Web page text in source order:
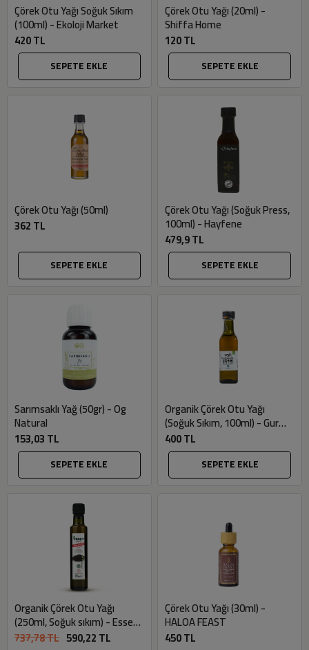
Çörek Otu Yağı Soğuk Sıkım
(100ml) - Ekoloji Market
420 TL
SEPETE EKLE
Çörek Otu Yağı (20ml) -
Shiffa Home
120 TL
SEPETE EKLE
Çörek Otu Yağı (50ml)
362 TL
SEPETE EKLE
Çörek Otu Yağı (Soğuk Press,
100ml) - Hayfene
479,9 TL
SEPETE EKLE
Sarımsaklı Yağ (50gr) - Og
Natural
153,03 TL
SEPETE EKLE
Organik Çörek Otu Yağı
(Soğuk Sıkım, 100ml) - Gurme
Market
400 TL
SEPETE EKLE
Organik Çörek Otu Yağı
(250ml, Soğuk sıkım) - Essen
Organik
737,78 TL 590,22 TL
Çörek Otu Yağı (30ml) -
HALOA FEAST
450 TL